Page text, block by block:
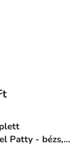
Patty - bézs,